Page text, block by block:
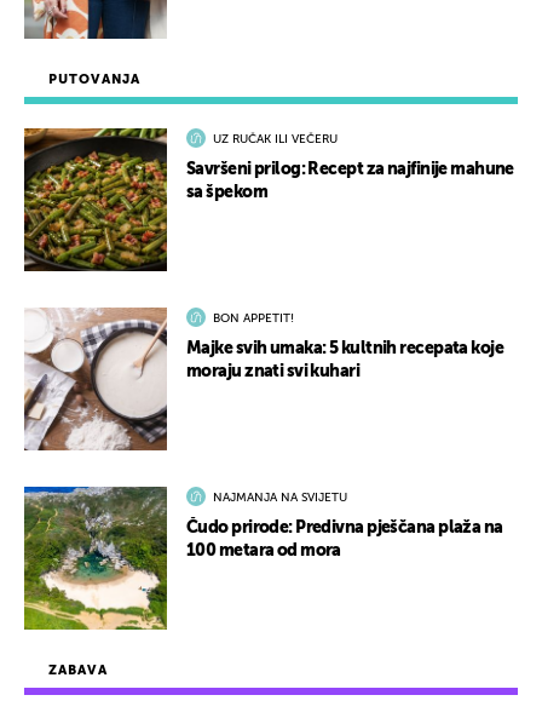
ZABAVA
PUTOVANJA
UZ RUČAK ILI VEČERU
Savršeni prilog: Recept za najfinije mahune
sa špekom
BON APPETIT!
Majke svih umaka: 5 kultnih recepata koje
moraju znati svi kuhari
NAJMANJA NA SVIJETU
Čudo prirode: Predivna pješčana plaža na
100 metara od mora